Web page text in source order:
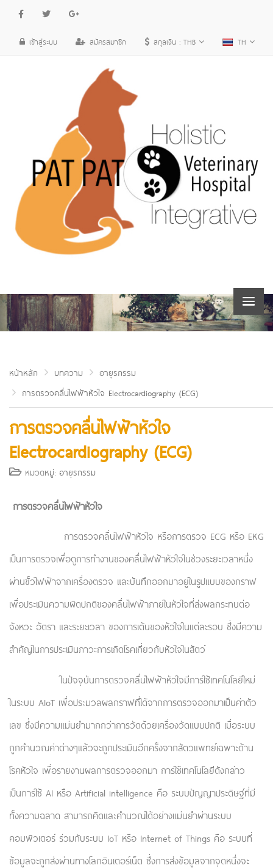
เข้าสู่ระบบ สมัครสมาชิก สกุลเงิน : THB TH
หน้าหลัก บทความ
อายุรกรรม
การตรวจคลื่นไฟฟ้าหัวใจ Electrocardiography (ECG)
การตรวจคลื่นไฟฟ้าหัวใจ
Electrocardiography (ECG)
หมวดหมู่: อายุรกรรม
การตรวจคลื่นไฟฟ้าหัวใจ
การตรวจคลื่นไฟฟ้าหัวใจ หรือการตรวจ ECG หรือ EKG
เป็นการตรวจเพื่อดูการทำงานของคลื่นไฟฟ้าหัวใจในช่วงระยะเวลาหนึ่ง
ผ่านขั้วไฟฟ้าจากเครื่องตรวจ และบันทึกออกมาอยู่ในรูปแบบของกราฟ
เพื่อประเมินความผิดปกติของคลื่นไฟฟ้าภายในหัวใจที่ส่งผลกระทบต่อ
จังหวะ อัตรา และระยะเวลา ของการเต้นของหัวใจในแต่ละรอบ ซึ่งมีความ
สำคัญในการประเมินภาวะการเกิดโรคเกี่ยวกับหัวใจในสัตว์
ในปัจจุบันการตรวจคลื่นไฟฟ้าหัวใจมีการใช้เทคโนโลยีใหม่
ในระบบ AIoT เพื่อประมวลผลกราฟที่ได้จากการตรวจออกมาเป็นค่าตัว
เลข ซึ่งมีความแม่นยำมากกว่าการวัดด้วยเครื่องวัดแบบปกติ เมื่อระบบ
ถูกคำนวณค่าต่างๆแล้วจะถูกประเมินอีกครั้งจากสัตวแพทย์เฉพาะด้าน
โรคหัวใจ เพื่อรายงานผลการตรวจออกมา การใช้เทคโนโลยีดังกล่าว
เป็นการใช้ AI หรือ Artificial intelligence คือ ระบบปัญญาประดิษฐ์ที่มี
ทั้งความฉลาด สามารถคิดและคำนวณได้อย่างแม่นยำผ่านระบบ
คอมพิวเตอร์ ร่วมกับระบบ IoT หรือ Internet of Things คือ ระบบที่
ข้อมูลจะถูกส่งผ่านทางโลกอินเตอร์เน็ต ซึ่งการส่งข้อมูลจากจุดหนึ่งจะ